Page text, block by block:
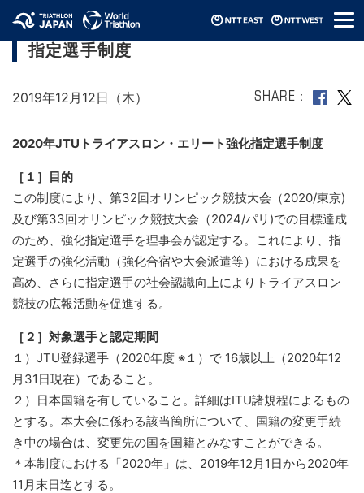
メ
ニ
2020年JTUトライアスロン・エリート強化
指定選手制度
2019年12月12日（木） SHARE
2020年JTUトライアスロン・エリート強化指定選手制度
［１］目的
この制度により、第32回オリンピック競技大会（2020/東京)
及び第33回オリンピック競技大会（2024/パリ)での目標達成
のため、強化指定選手を理事会が認定する。これにより、指
定選手の強化活動（強化合宿や大会派遣等）における成果を
高め、さらに指定選手の社会認識向上によりトライアスロン
競技の広報活動を促進する。
［２］対象選手と認定期間
１）JTU登録選手（2020年度 ※１）で 16歳以上（2020年12
月31日現在）であること。
２）日本国籍を有していること。詳細はITU諸規程によるもの
とする。本大会に係わる該当箇所について、国籍の変更手続
き中の場合は、変更先の国を国籍とみなすことができる。
＊本制度における「2020年」は、2019年12月1日から2020年
11月末日迄とする。